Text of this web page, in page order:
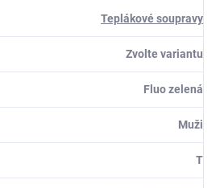
Teplákové soupravy
Zvolte variantu
Fluo zelená
Muži
T